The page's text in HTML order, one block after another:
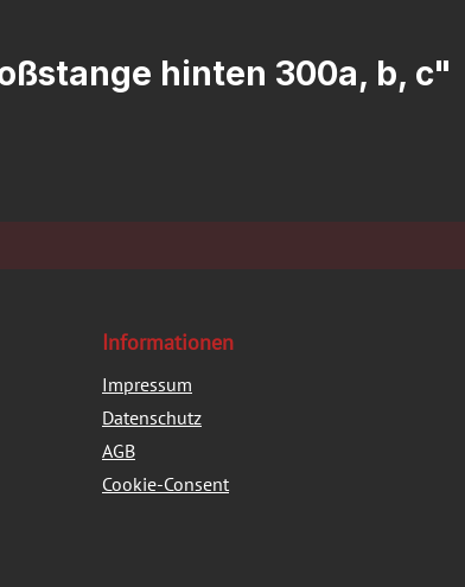
hinten 300a, b, c"
Informationen
Impressum
Datenschutz
AGB
Cookie-Consent